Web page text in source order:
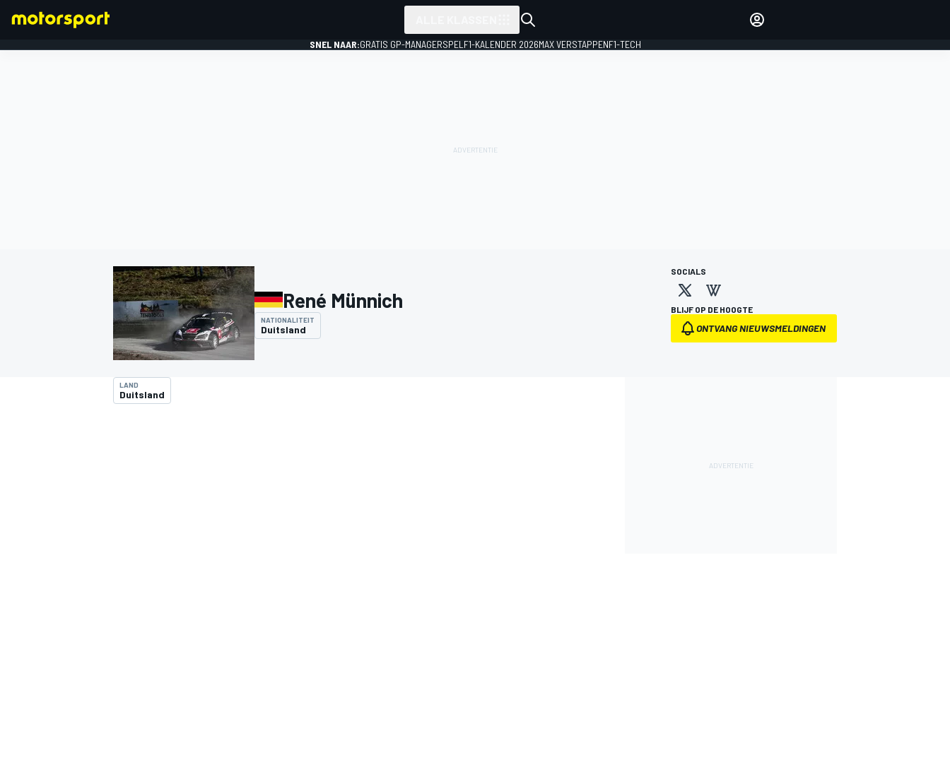
SNEL NAAR:GRATIS GP-MANAGERSPEL F1-KALENDER 2026MAX VERSTAPPENF1-TECH
René Münnich
NATIONALITEIT
Duitsland
SOCIALS
BLIJF OP DE HOOGTE
ONTVANG NIEUWSMELDINGEN
LAND
Duitsland